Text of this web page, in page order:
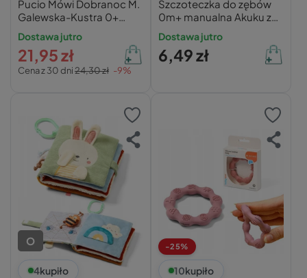
Pucio Mówi Dobranoc M.
Galewska-Kustra 0+
Nasza Księgarnia
Dostawa jutro
Cena z 30 dni24,30 zł -9%
21,95 zł
Szczoteczka do zębów
0m+ manualna Akuku z
etui
Dostawa jutro
6,49 zł
O
4kupiło
-25%
10kupiło